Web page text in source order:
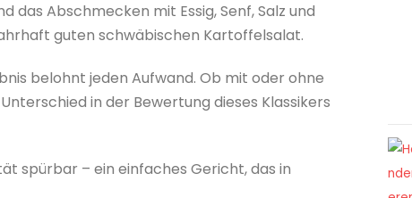
das Abschmecken mit Essig, Senf, Salz und
guten schwäbischen Kartoffelsalat.
belohnt jeden Aufwand. Ob mit oder ohne
in der Bewertung dieses Klassikers
spürbar – ein einfaches Gericht, das in